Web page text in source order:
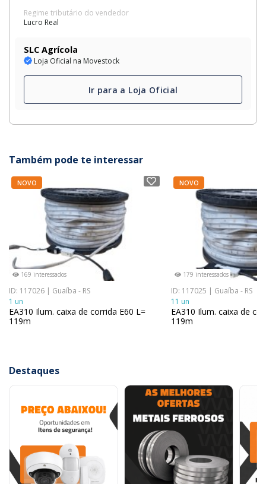
Regime tributário do vendedor
Lucro Real
SLC Agrícola
Loja Oficial na Movestock
Ir para a Loja Oficial
Também pode te interessar
NOVO
169 interessados
ID: 117026 | Guaíba - RS
1 un
EA310 Ilum. caixa de corrida E60 L=
119m
NOVO
179 interessados
ID: 117025 | Guaíba - RS
11 un
EA310 Ilum. caixa de
119m
Destaques